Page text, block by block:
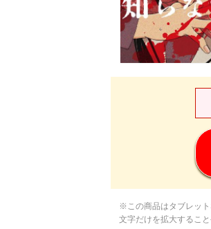
※この商品はタブレット
文字だけを拡大するこ